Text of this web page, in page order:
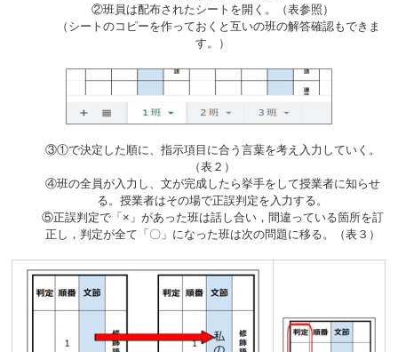
②班員は配布されたシートを開く。（表参照）
（シートのコピーを作っておくと互いの班の解答確認もできま
す。）
③①で決定した順に、指示項目に合う言葉を考え入力していく。
（表２）
④班の全員が入力し、文が完成したら挙手をして授業者に知らせ
る。授業者はその場で正誤判定を入力する。
⑤正誤判定で「×」があった班は話し合い，間違っている箇所を訂
正し，判定が全て「〇」になった班は次の問題に移る。（表３）